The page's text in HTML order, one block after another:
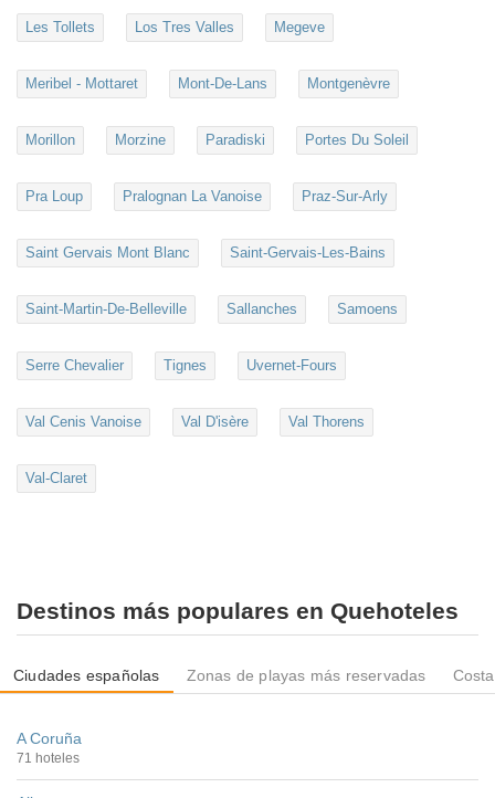
Les Tollets Los Tres Valles Megeve
Meribel - Mottaret Mont-De-Lans Montgenèvre
Morillon Morzine Paradiski Portes Du Soleil
Pra Loup Pralognan La Vanoise Praz-Sur-Arly
Saint Gervais Mont Blanc Saint-Gervais-Les-Bains
Saint-Martin-De-Belleville Sallanches Samoens
Serre Chevalier Tignes Uvernet-Fours
Val Cenis Vanoise Val D'isère Val Thorens
Val-Claret
Destinos más populares en Quehoteles
Ciudades españolas Zonas de playas más reservadas
A Coruña
71 hoteles